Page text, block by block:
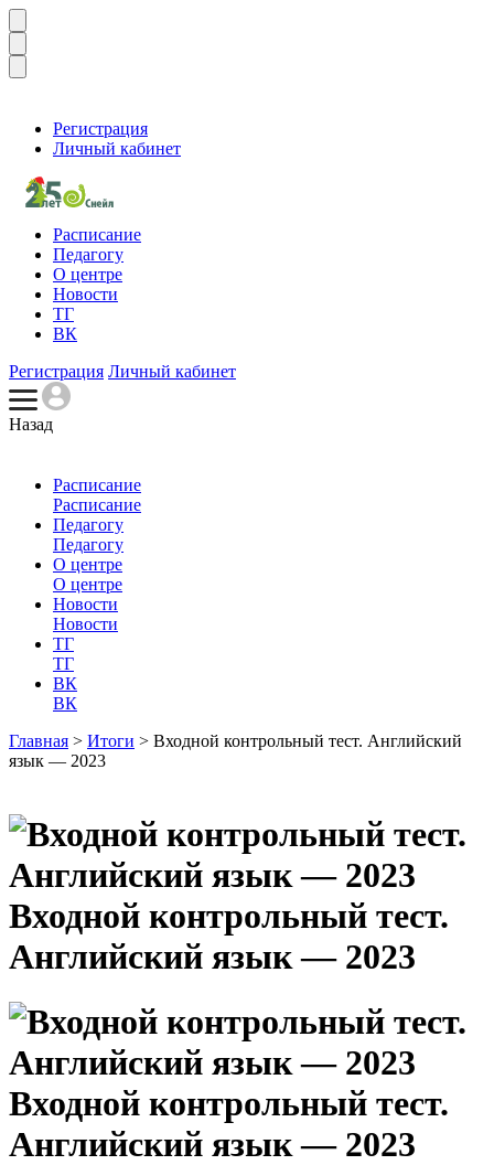
Регистрация
Личный кабинет
Расписание
Педагогу
О центре
Новости
ТГ
ВК
Регистрация Личный кабинет
Назад
Расписание
Расписание
Педагогу
Педагогу
О центре
О центре
Новости
Новости
ТГ
ТГ
ВК
ВК
Главная > Итоги > Входной контрольный тест. Английский
язык — 2023
Входной контрольный тест.
Английский язык — 2023
Входной контрольный тест.
Английский язык — 2023